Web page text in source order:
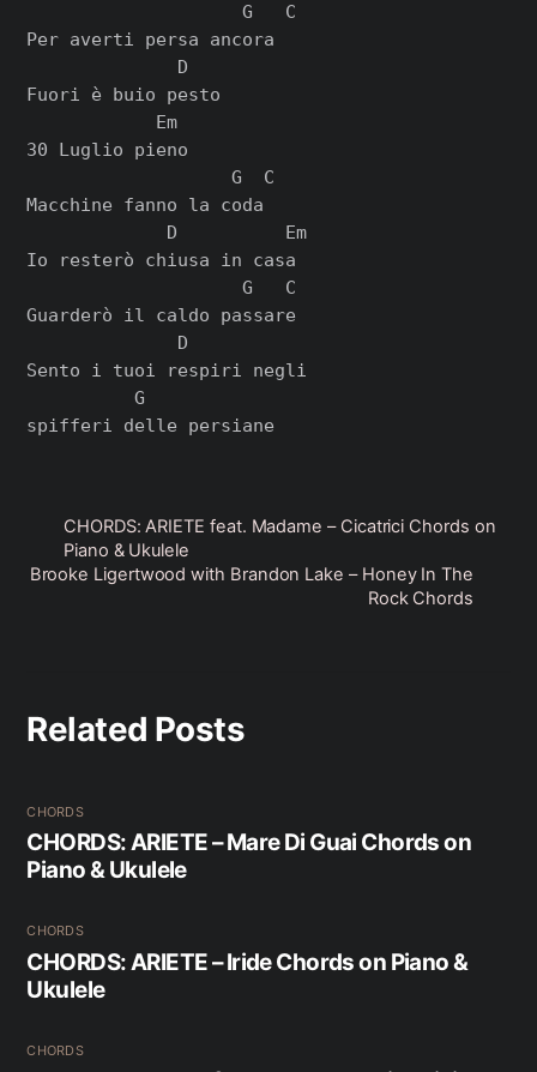
                    G   C
Per averti persa ancora
              D
Fuori è buio pesto
            Em
30 Luglio pieno
                   G  C
Macchine fanno la coda
             D          Em
Io resterò chiusa in casa
                    G   C
Guarderò il caldo passare
              D
Sento i tuoi respiri negli
          G
CHORDS: ARIETE feat. Madame – Cicatrici Chords on
Piano & Ukulele
Brooke Ligertwood with Brandon Lake – Honey In The
Rock Chords
Related Posts
CHORDS
CHORDS: ARIETE – Mare Di Guai Chords on
Piano & Ukulele
CHORDS
CHORDS: ARIETE – Iride Chords on Piano &
Ukulele
CHORDS